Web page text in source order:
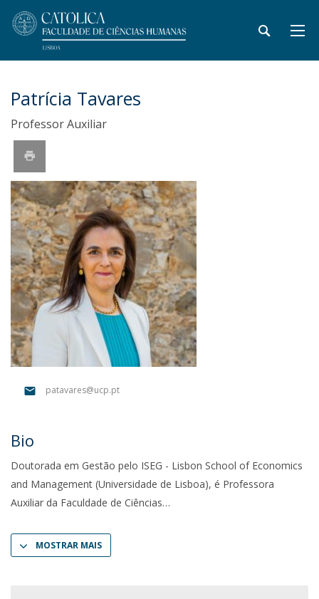
Patrícia Tavares
Professor Auxiliar
patavares@ucp.pt
Bio
Doutorada em Gestão pelo ISEG - Lisbon School of Economics
and Management (Universidade de Lisboa), é Professora
Auxiliar da Faculdade de Ciências
MOSTRAR MAIS